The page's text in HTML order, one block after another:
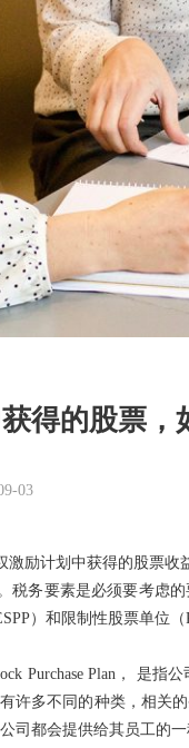
得的股票，
03
励计划中获得的股票收
税务要素是必须要考虑
）和限制性股票单位（
Purchase Plan， 是
许多不同的种类，相关
司都会提供给其员工的一